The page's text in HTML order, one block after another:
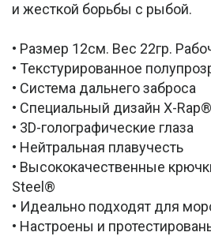
и жесткой борьбы с рыбой.
• Размер 12см. Вес 22гр.
• Текстурированное
• Система дальнего заброса
• Специальный дизайн X-Rap®
• 3D-голографические глаза
• Нейтральная плавучесть
• Высококачественные
Steel®
• Идеально подходят для
• Настроены и